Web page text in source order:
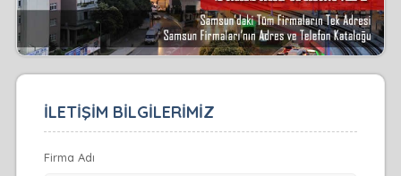
İLETİŞİM BİLGİLERİMİZ
Firma Adı